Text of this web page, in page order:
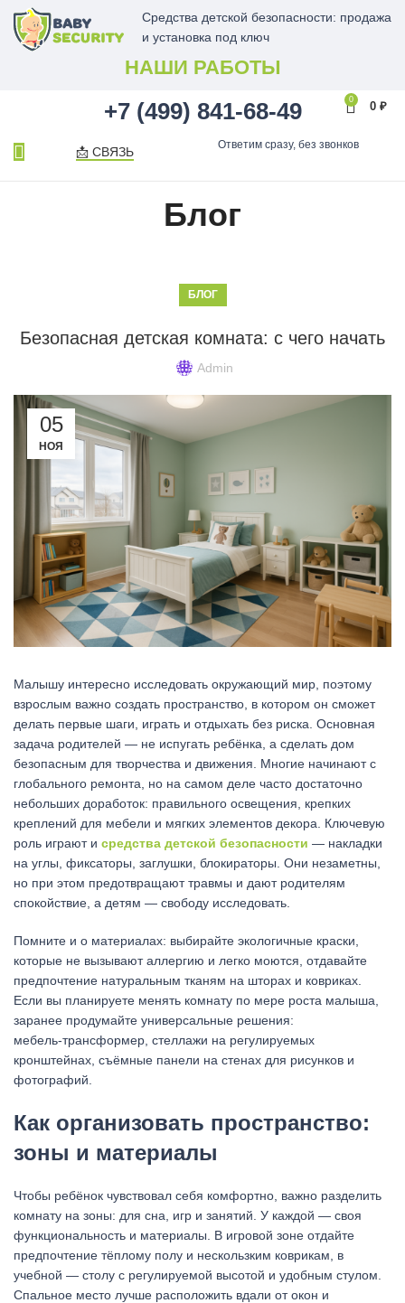
Средства детской безопасности: продажа
и установка под ключ
НАШИ РАБОТЫ
+7 (499) 841-68-49 0
0 ₽
📩 СВЯЗЬ Ответим сразу, без звонков
Блог
БЛОГ
Безопасная детская комната: с чего начать
Admin
05
НОЯ
Малышу интересно исследовать окружающий мир, поэтому
взрослым важно создать пространство, в котором он сможет
делать первые шаги, играть и отдыхать без риска. Основная
задача родителей — не испугать ребёнка, а сделать дом
безопасным для творчества и движения. Многие начинают с
глобального ремонта, но на самом деле часто достаточно
небольших доработок: правильного освещения, крепких
креплений для мебели и мягких элементов декора. Ключевую
роль играют и средства детской безопасности — накладки
на углы, фиксаторы, заглушки, блокираторы. Они незаметны,
но при этом предотвращают травмы и дают родителям
спокойствие, а детям — свободу исследовать.
Помните и о материалах: выбирайте экологичные краски,
которые не вызывают аллергию и легко моются, отдавайте
предпочтение натуральным тканям на шторах и ковриках.
Если вы планируете менять комнату по мере роста малыша,
заранее продумайте универсальные решения:
мебель‑трансформер, стеллажи на регулируемых
кронштейнах, съёмные панели на стенах для рисунков и
фотографий.
Как организовать пространство:
зоны и материалы
Чтобы ребёнок чувствовал себя комфортно, важно разделить
комнату на зоны: для сна, игр и занятий. У каждой — своя
функциональность и материалы. В игровой зоне отдайте
предпочтение тёплому полу и нескользким коврикам, в
учебной — столу с регулируемой высотой и удобным стулом.
Спальное место лучше расположить вдали от окон и